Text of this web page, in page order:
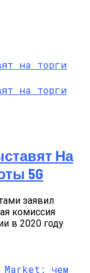
На
5G
заявил
комиссия
в 2020 году